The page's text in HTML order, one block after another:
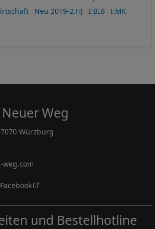
Neu 2019-2.HJ I:BIB
I:MK
Weg
Würzburg
weg.com
und Bestellhotline